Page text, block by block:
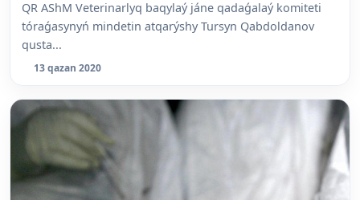
QR AShM Veterinarlyq baqylaý jáne qadaǵalaý komiteti
tóraǵasynyń mindetin atqarýshy Tursyn Qabdoldanov
qusta...
13 qazan 2020